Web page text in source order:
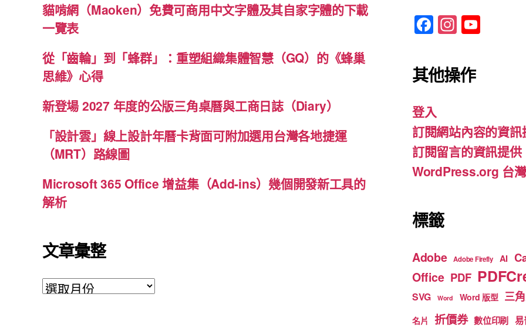
貓啃網（Maoken）免費可商用中文字體及其自家字體的下載
一覽表
從「齒輪」到「蜂群」：重塑組織集體智慧（GQ）的《蜂巢
思維》心得
新登場 2027 年度的公版三角桌曆與工商日誌（Diary）
「設計雲」線上設計年曆卡背面可附加選用台灣各地捷運
（MRT）路線圖
Microsoft 365 Office 增益集（Add-ins）幾個開發新工具的
解析
文章彙整
文
F
c
e
o
o
k
In
a
gr
m b
e
其他操作
登入
訂閱網站內容的資訊
訂閱留言的資訊提供
WordPress.org 台
標籤
Adobe Adobe Firefly AI
Office PDF
SVG Word Word 版型 三
名片 折價券 數位印刷 易